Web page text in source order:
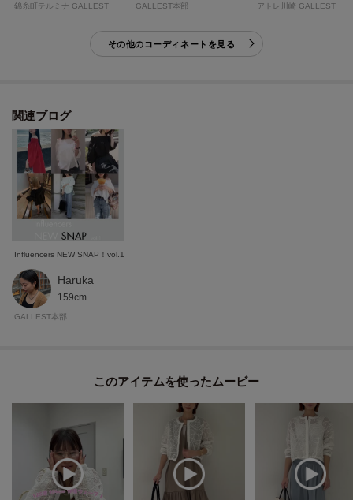
が異なる場合もございます。
錦糸町テルミナ GALLEST
GALLEST本部
アトレ川崎 GALLEST
その他のコーディネートを見る
関連ブログ
Influencers NEW SNAP！vol.1
Haruka
159cm
GALLEST本部
このアイテムを使ったムービー